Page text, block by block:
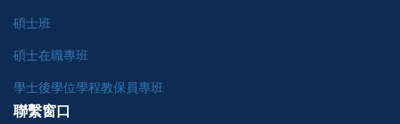
碩士班
碩士在職專班
學士後學位學程教保員專班
聯繫窗口